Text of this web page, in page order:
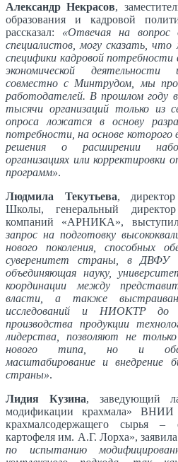
Александр Некрасов,
образования и кадровой
рассказал: «Отвечая на вопрос
специалистов, могу сказать,
специфики кадровой потребности
экономической
совместно с Минтрудом, мы
работодателей. В прошлом году
тысячи организаций только из
опроса ложатся в основу
потребности, на основе
решения о расширении
организациях или корректировки
программ».
Людмила Текутьева,
Школы, генеральный
компаний «АРНИКА»,
запрос на подготовку
нового поколения, способных
суверенитет страны, в ДВФУ
объединяющая науку,
координации между
власти, а также
исследований и НИОКТР до
производства продукции
лидерства, позволяют не
нового типа, но и
масштабирование и внедрение
страны».
Лидия Кузина, заведующий
модификации крахмала» ВНИИ
крахмалсодержащего
картофеля им. А.Г. Лорха»,
по испытанию